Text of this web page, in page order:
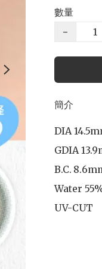
數量
−
簡介
DIA
GDIA
B.C.	8.6mm
Water
UV-CUT